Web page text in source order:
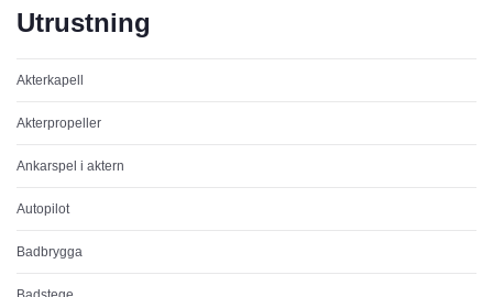
Utrustning
Akterkapell
Akterpropeller
Ankarspel i aktern
Autopilot
Badbrygga